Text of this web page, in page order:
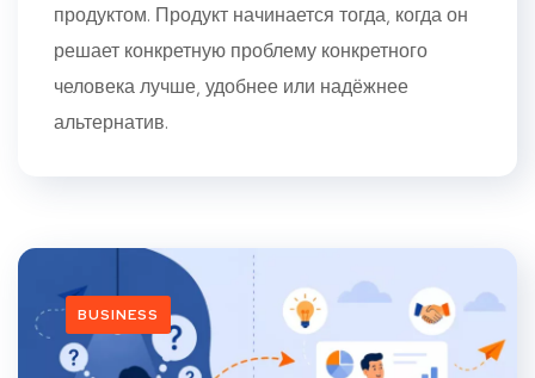
продуктом. Продукт начинается тогда, когда он
решает конкретную проблему конкретного
человека лучше, удобнее или надёжнее
альтернатив.
BUSINESS